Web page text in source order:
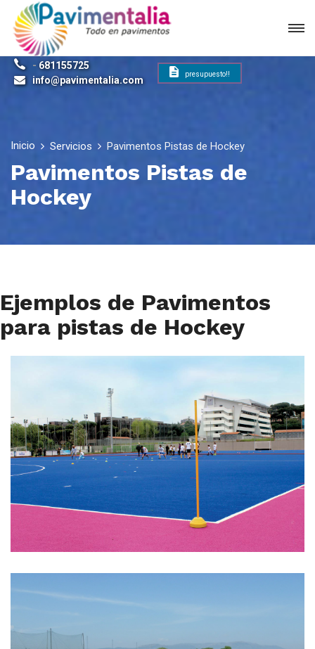
- 681155725
info@pavimentalia.com
presupuesto!!
Inicio Servicios Pavimentos Pistas de Hockey
Pavimentos Pistas de
Hockey
Ejemplos de Pavimentos
para pistas de Hockey